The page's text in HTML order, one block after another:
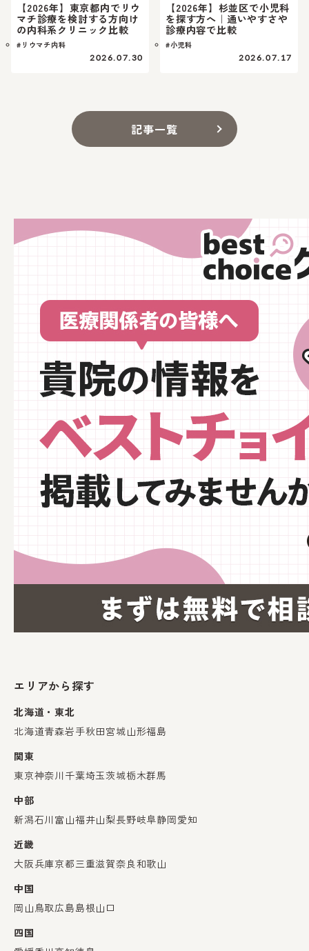
【2026年】東京都内でリウ
マチ診療を検討する方向け
の内科系クリニック比較
#リウマチ内科
2026.07.30
【2026年】杉並区で小児科
を探す方へ｜通いやすさや
診療内容で比較
#小児科
2026.07.17
記事一覧
エリアから探す
北海道・東北
北海道青森岩手秋田宮城山形福島
関東
東京神奈川 千葉埼玉茨城栃木群馬
中部
新潟石川 富山福井山梨長野岐阜静岡愛知
近畿
大阪兵庫京都三重滋賀奈良和歌山
中国
岡山鳥取広島島根山口
四国